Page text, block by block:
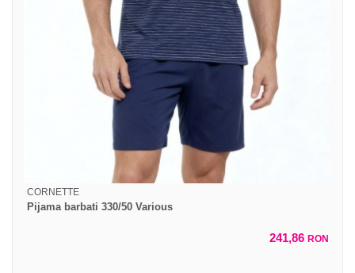
CORNETTE
Pijama barbati 330/50 Various
241,86 RON